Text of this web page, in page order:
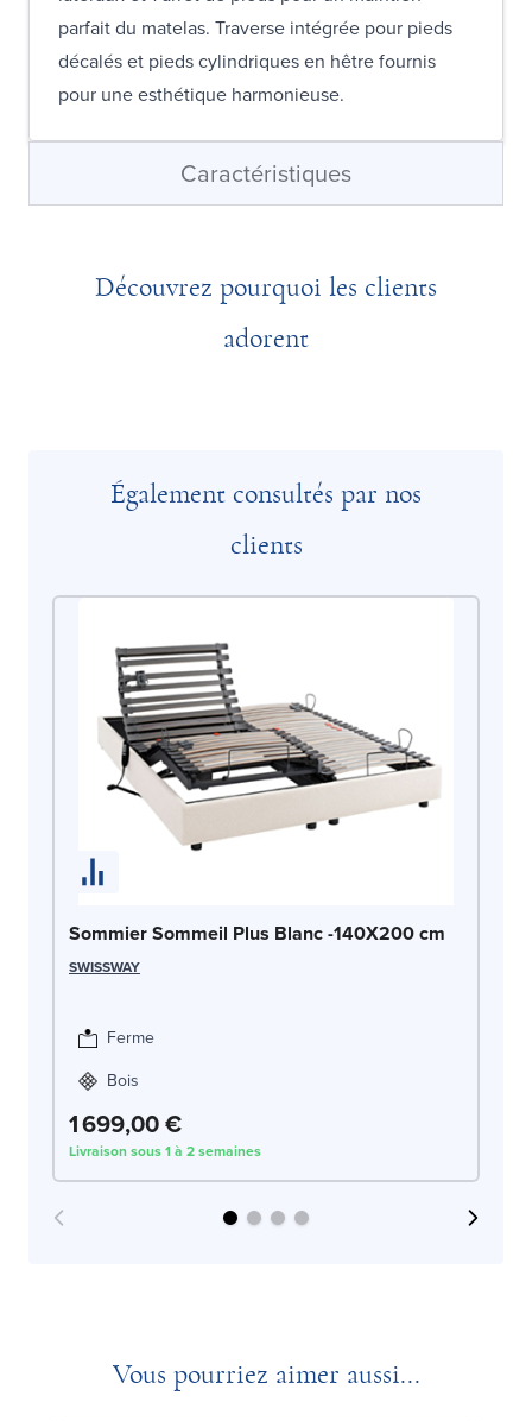
parfait du matelas. Traverse intégrée pour pieds
décalés et pieds cylindriques en hêtre fournis
pour une esthétique harmonieuse.
Caractéristiques
Découvrez pourquoi les clients
adorent
Également consultés par nos
clients
Sommier Sommeil Plus Blanc -140X200 cm
SWISSWAY
Ferme
Bois
1 699,00 €
Livraison sous 1 à 2 semaines
Vous pourriez aimer aussi...